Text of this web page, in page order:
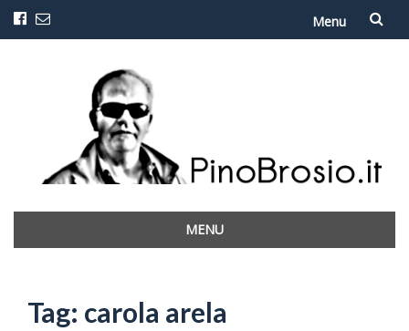
Menu
contenuto
MENU
Tag: carola arela